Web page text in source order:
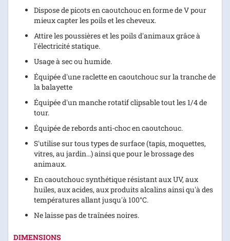
Dispose de picots en caoutchouc en forme de V pour
mieux capter les poils et les cheveux.
Attire les poussières et les poils d'animaux grâce à
l'électricité statique.
Usage à sec ou humide.
Équipée d'une raclette en caoutchouc sur la tranche de
la balayette
Équipée d'un manche rotatif clipsable tout les 1/4 de
tour.
Équipée de rebords anti-choc en caoutchouc.
S'utilise sur tous types de surface (tapis, moquettes,
vitres, au jardin...) ainsi que pour le brossage des
animaux.
En caoutchouc synthétique résistant aux UV, aux
huiles, aux acides, aux produits alcalins ainsi qu'à des
températures allant jusqu'à 100°C.
Ne laisse pas de traînées noires.
DIMENSIONS